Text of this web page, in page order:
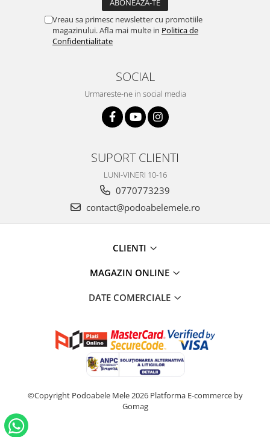
Vreau sa primesc newsletter cu promotiile
magazinului. Afla mai multe in Politica de
Confidentialitate
SOCIAL
Urmareste-ne in social media
SUPORT CLIENTI
LUNI-VINERI 10-16
0770773239
contact@podoabelemele.ro
CLIENTI
MAGAZIN ONLINE
DATE COMERCIALE
©Copyright Podoabele Mele 2026 Platforma E-commerce by
Gomag